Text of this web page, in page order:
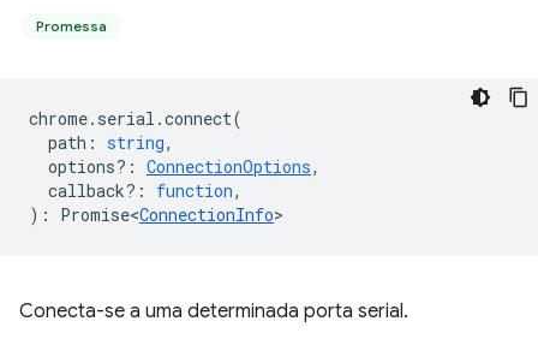
Promessa
chrome. serial .connect(
path : string,
options? : ConnectionOptions,
callback? : function,
) : Promise<ConnectionInfo>
Conecta-se a uma determinada porta serial.